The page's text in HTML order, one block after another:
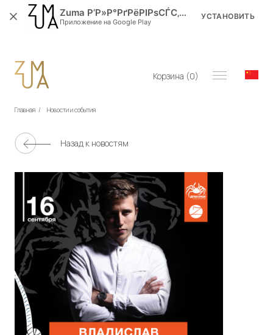
Корзина (0)
Главная / Новости и события
Назад к новостям
Zuma Р’Р»Р°РґРёРІРѕСЃС‚РѕРє
Приложение на Google Play
УСТАНОВИТЬ